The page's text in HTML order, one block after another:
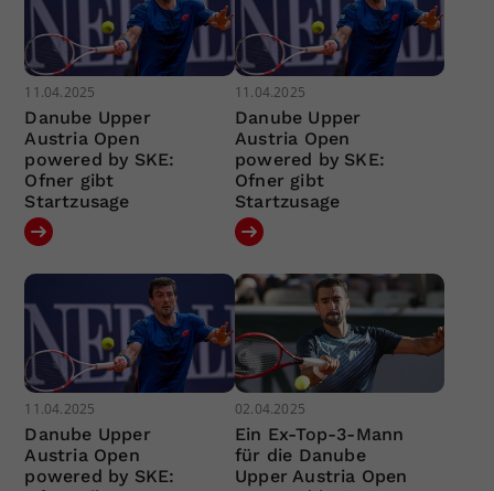
11.04.2025
Danube Upper
Austria Open
powered by SKE:
Ofner gibt
Startzusage
11.04.2025
Danube Upper
Austria Open
powered by SKE:
Ofner gibt
Startzusage
11.04.2025
Danube Upper
Austria Open
powered by SKE:
02.04.2025
Ein Ex-Top-3-Mann
für die Danube
Upper Austria Open